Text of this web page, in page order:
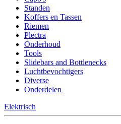
Standen
Koffers en Tassen
Riemen
Plectra
Onderhoud
Tools
Slidebars and Bottlenecks
Luchtbevochtigers
Diverse
Onderdelen
Elektrisch